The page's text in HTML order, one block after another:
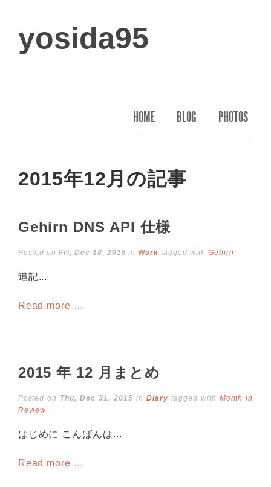
yosida95
HOME BLOG PHOTOS
2015年12月の記事
Gehirn DNS API 仕様
Posted onFri, Dec 18, 2015 in Work tagged with Gehirn
追記...
Read more …
2015 年 12 月まとめ
Posted on Thu, Dec 31, 2015 inDiary tagged with Month in
Review
はじめに こんばんは...
Read more …